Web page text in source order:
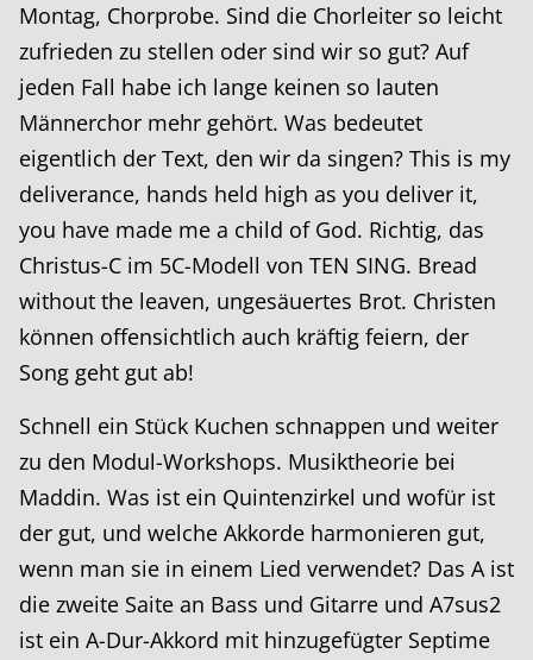
Montag, Chorprobe. Sind die Chorleiter so leicht
zufrieden zu stellen oder sind wir so gut? Auf
jeden Fall habe ich lange keinen so lauten
Männerchor mehr gehört. Was bedeutet
eigentlich der Text, den wir da singen? This is my
deliverance, hands held high as you deliver it,
you have made me a child of God. Richtig, das
Christus-C im 5C-Modell von TEN SING. Bread
without the leaven, ungesäuertes Brot. Christen
können offensichtlich auch kräftig feiern, der
Song geht gut ab!
Schnell ein Stück Kuchen schnappen und weiter
zu den Modul-Workshops. Musiktheorie bei
Maddin. Was ist ein Quintenzirkel und wofür ist
der gut, und welche Akkorde harmonieren gut,
wenn man sie in einem Lied verwendet? Das A ist
die zweite Saite an Bass und Gitarre und A7sus2
ist ein A-Dur-Akkord mit hinzugefügter Septime